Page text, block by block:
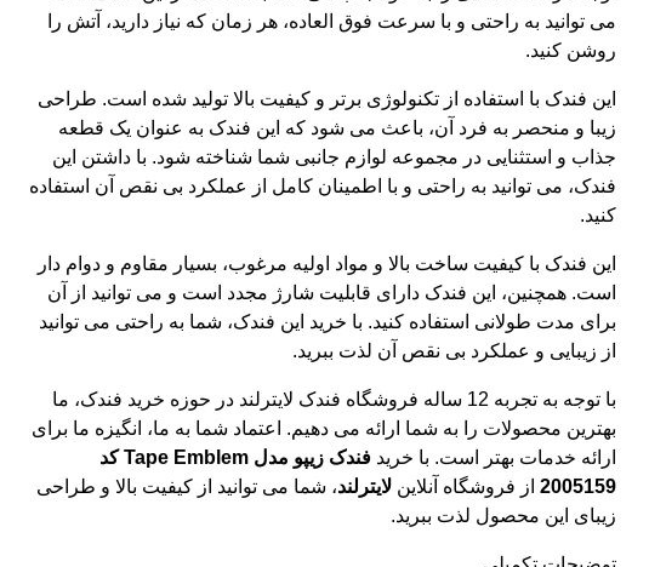
می توانید به راحتی و با سرعت فوق العاده، هر زمان که نیاز دارید، آتش را
روشن کنید.
این فندک با استفاده از تکنولوژی برتر و کیفیت بالا تولید شده است. طراحی
زیبا و منحصر به فرد آن، باعث می شود که این فندک به عنوان یک قطعه
جذاب و استثنایی در مجموعه لوازم جانبی شما شناخته شود. با داشتن این
فندک، می توانید به راحتی و با اطمینان کامل از عملکرد بی نقص آن استفاده
کنید.
این فندک با کیفیت ساخت بالا و مواد اولیه مرغوب، بسیار مقاوم و دوام دار
است. همچنین، این فندک دارای قابلیت شارژ مجدد است و می توانید از آن
برای مدت طولانی استفاده کنید. با خرید این فندک، شما به راحتی می توانید
از زیبایی و عملکرد بی نقص آن لذت ببرید.
با توجه به تجربه 12 ساله فروشگاه فندک لایترلند در حوزه خرید فندک، ما
بهترین محصولات را به شما ارائه می دهیم. اعتماد شما به ما، انگیزه ما برای
ارائه خدمات بهتر است. با خرید
فندک زیپو مدل Tape Emblem کد
2005159 از فروشگاه آنلاینلایترلند، شما می توانید از کیفیت بالا و طراحی
زیبای این محصول لذت ببرید.